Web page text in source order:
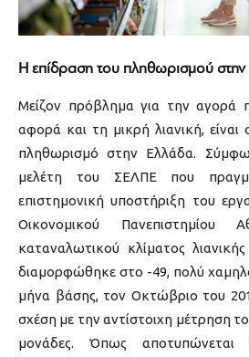
Η επίδραση του πληθωρισμού
Μείζον πρόβλημα για την αγορά
αφορά και τη μικρή λιανική, είναι
πληθωρισμό στην Ελλάδα.
μελέτη του ΣΕΛΠΕ που
επιστημονική υποστήριξη του
Οικονομικού Πανεπιστημίου
καταναλωτικού κλίματος
διαμορφώθηκε στο -49, πολύ
μήνα βάσης, τον Οκτώβριο του
σχέση με την αντίστοιχη μέτρηση
μονάδες. Όπως αποτυπώνεται